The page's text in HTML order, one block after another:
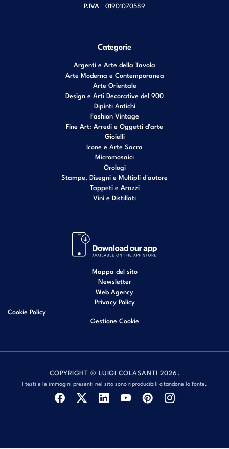
P.IVA 01901070589
Categorie
Argenti e Arte della Tavola
Arte Moderna e Contemporanea
Arte Orientale
Design e Arti Decorative del 900
Dipinti Antichi
Fashion Vintage
Fine Art: Arredi e Oggetti d’arte
Gioielli
Icone e Arte Sacra
Micromosaici
Orologi
Stampe, Disegni e Multipli d'autore
Tappeti e Arazzi
Vini e Distillati
Mappa del sito
Newsletter
Web Agency
Privacy Policy
Cookie Policy
Gestione Cookie
COPYRIGHT © LUIGI COLASANTI 2026.
I testi e le immagini presenti nel sito sono riproducibili citandone la fonte.